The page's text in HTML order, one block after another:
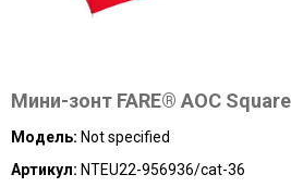
Мини-зонт FARE® AOC Square
Модель: Not specified
Артикул: NTEU22-956936/cat-36